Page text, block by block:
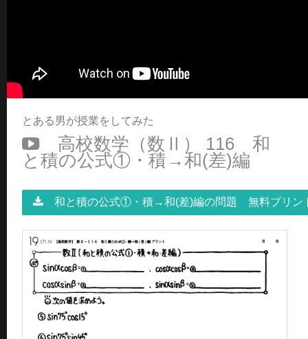
とある男が授業をしてみた
高校数学（数Ⅱ） 116 和
と積の公式①・積→和(差)編
和と積の公式①・積→和(差)編の問題 無料プリン